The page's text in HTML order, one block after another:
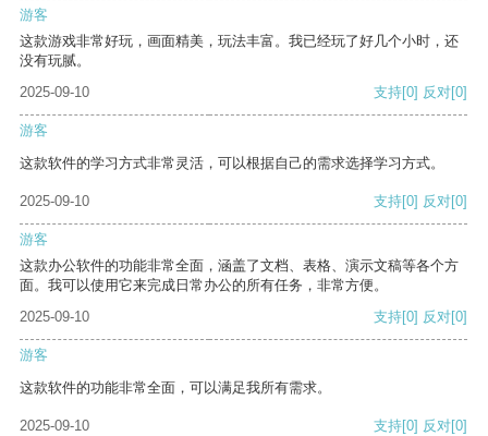
游客
这款游戏非常好玩，画面精美，玩法丰富。我已经玩了好几个小时，还
没有玩腻。
2025-09-10
支持[0] 反对[0]
游客
这款软件的学习方式非常灵活，可以根据自己的需求选择学习方式。
2025-09-10 支持[0] 反对[0]
游客
这款办公软件的功能非常全面，涵盖了文档、表格、演示文稿等各个方
面。我可以使用它来完成日常办公的所有任务，非常方便。
2025-09-10
支持[0] 反对[0]
游客
这款软件的功能非常全面，可以满足我所有需求。
2025-09-10 支持[0] 反对[0]